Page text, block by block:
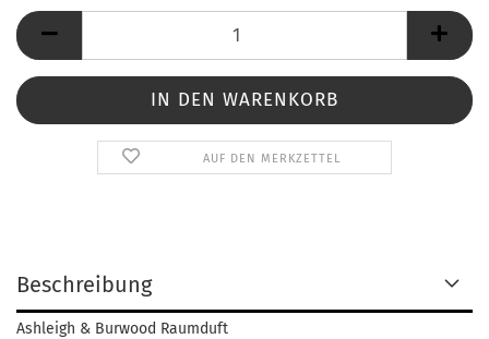
AUF DEN MERKZETTEL
Beschreibung
Ashleigh & Burwood Raumduft